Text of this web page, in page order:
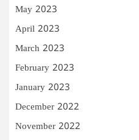
May 2023
April 2023
March 2023
February 2023
January 2023
December 2022
November 2022